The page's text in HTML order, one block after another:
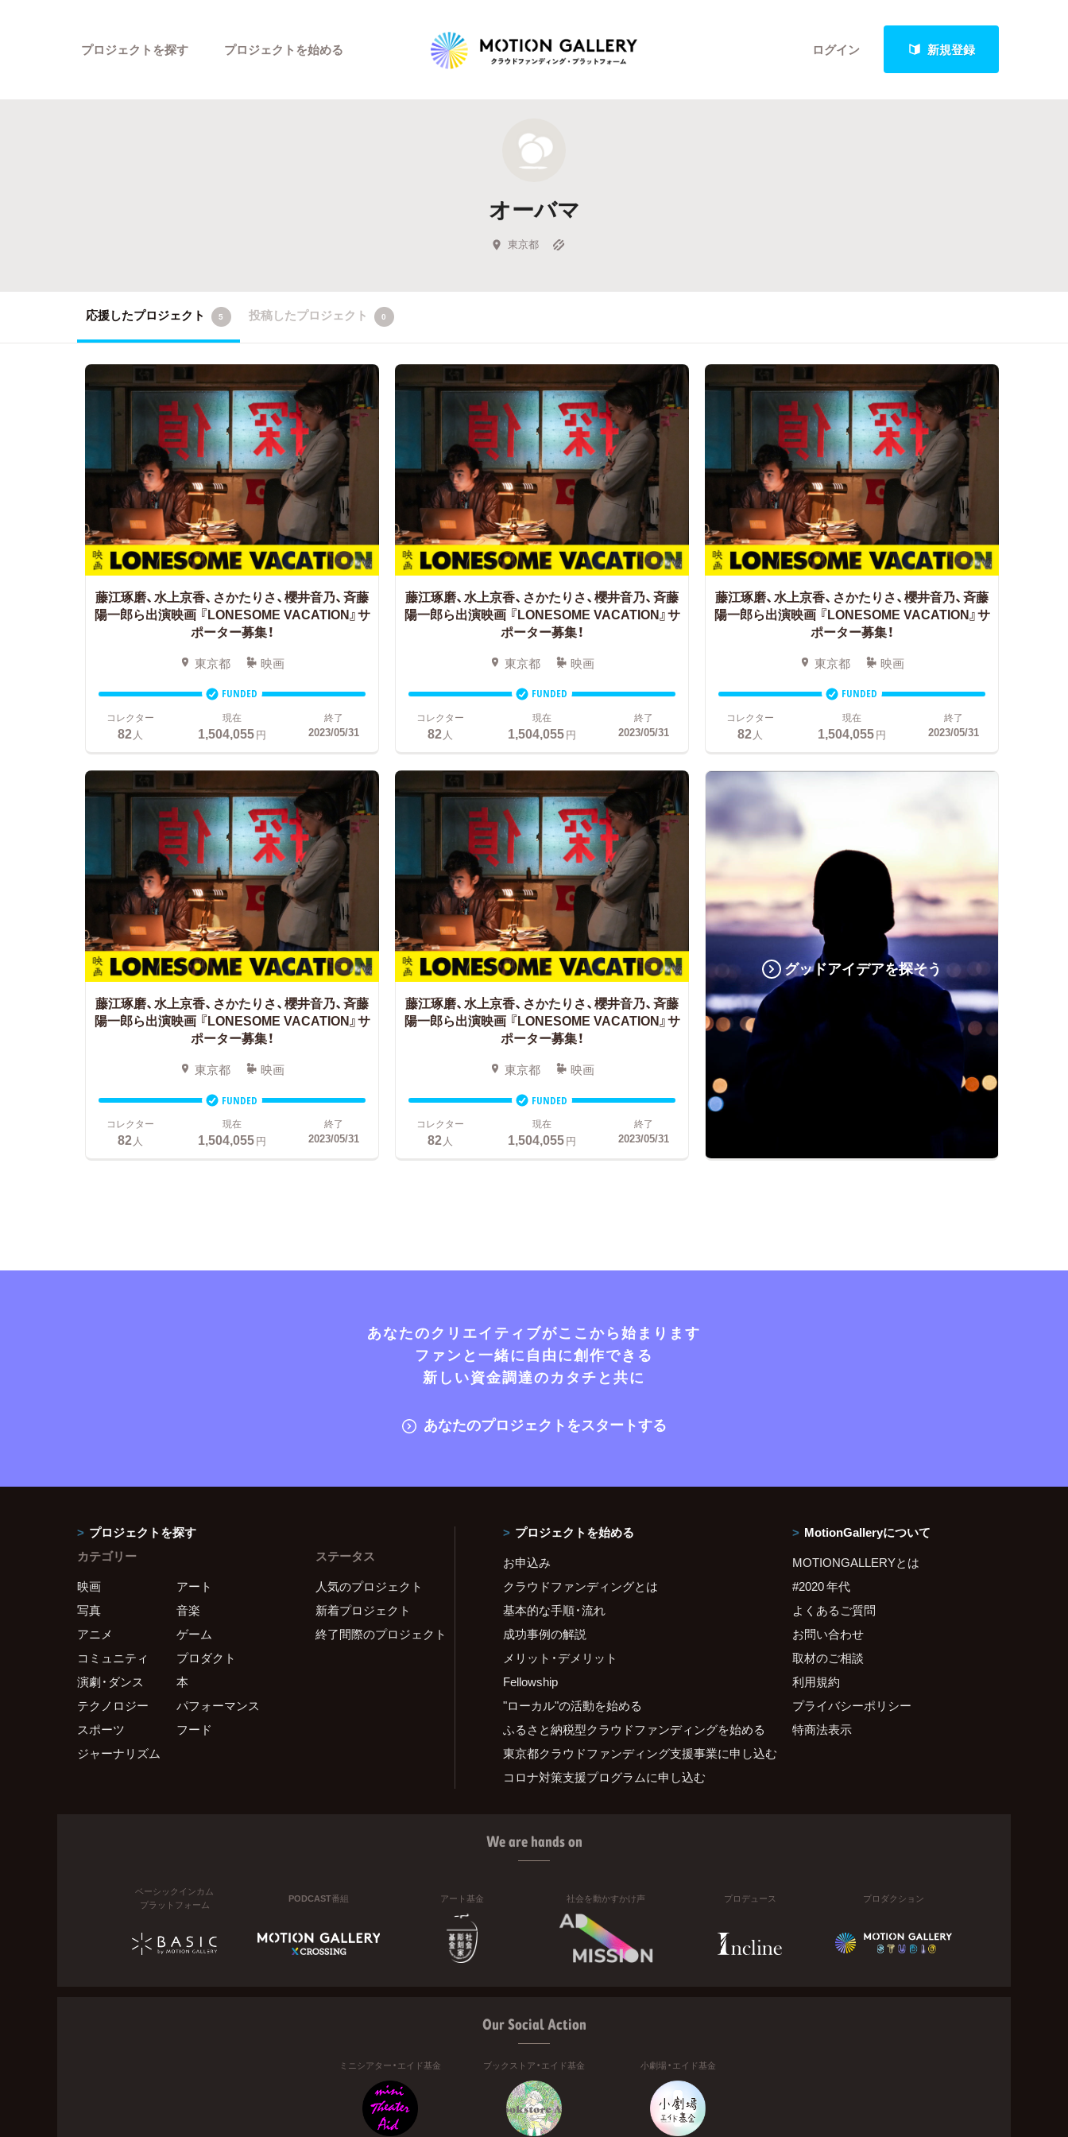
ログイン 新規登録
プロジェクトを探す
新着プロジェクト
Feature
キュレーターから探す
プロジェクトを始める
オーバマ
東京都
応援したプロジェクト 5 投稿したプロジェクト 0
藤江琢磨、水上京香、さかたりさ、櫻井音乃、斉藤
陽一郎ら出演映画『LONESOME VACATION』サ
ポーター募集！
東京都 映画
FUNDED
コレクター
82人
現在
1,504,055円
終了
2023/05/31
藤江琢磨、水上京香、さかたりさ、櫻井音乃、斉藤
陽一郎ら出演映画『LONESOME VACATION』サ
ポーター募集！
東京都 映画
FUNDED
コレクター
82人
現在
1,504,055円
終了
2023/05/31
藤江琢磨、水上京香、さかたりさ、櫻井音乃、斉藤
陽一郎ら出演映画『LONESOME VACATION』サ
ポーター募集！
東京都 映画
FUNDED
コレクター
82人
現在
1,504,055円
終了
2023/05/31
藤江琢磨、水上京香、さかたりさ、櫻井音乃、斉藤
陽一郎ら出演映画『LONESOME VACATION』サ
ポーター募集！
東京都 映画
FUNDED
コレクター
82人
現在
1,504,055円
終了
2023/05/31
藤江琢磨、水上京香、さかたりさ、櫻井音乃、斉藤
陽一郎ら出演映画『LONESOME VACATION』サ
ポーター募集！
東京都 映画
FUNDED
コレクター
82人
現在
1,504,055円
終了
2023/05/31
グッドアイデアを探そう
あなたのクリエイティブがここから始まります
ファンと一緒に自由に創作できる
新しい資金調達のカタチと共に
あなたのプロジェクトをスタートする
プロジェクトを探す
カテゴリー
映画
アート
写真
音楽
アニメ
ゲーム
コミュニティ
プロダクト
演劇・ダンス
本
テクノロジー
パフォーマンス
スポーツ
フード
ジャーナリズム
ステータス
人気のプロジェクト
新着プロジェクト
終了間際のプロジェクト
プロジェクトを始める
お申込み
クラウドファンディングとは
基本的な手順・流れ
成功事例の解説
メリット・デメリット
Fellowship
"ローカル"の活動を始める
ふるさと納税型クラウドファンディングを始める
東京都クラウドファンディング支援事業に申し込む
コロナ対策支援プログラムに申し込む
MotionGalleryについて
MOTIONGALLERYとは
#2020 年代
よくあるご質問
お問い合わせ
取材のご相談
利用規約
プライバシーポリシー
特商法表示
We are hands on
ベーシックインカム
プラットフォーム
PODCAST番組 アート基金 社会を動かすかけ声 プロデュース プロダクション
Our Social Action
ミニシアター・エイド基金 ブックストア・エイド基金 小劇場・エイド基金